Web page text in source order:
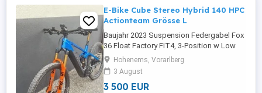
E-Bike Cube Stereo Hybrid 140 HPC
Actionteam Grösse L
Baujahr 2023 Suspension Federgabel Fox
36 Float Factory FIT4, 3-Position w Low
Speed Compression Adjust, Tapered,
15x110mm, E-Bike Optimized, 150mm,
Kashima Coated Dämpfer Fox Float X
Factory, 205x60mm (27.5: 185x55mm),
Hohenems, Vorarlberg
3 August
3 500 EUR